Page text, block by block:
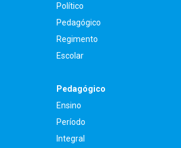
Político
Pedagógico
Regimento
Escolar
Pedagógico
Ensino
Período
Integral